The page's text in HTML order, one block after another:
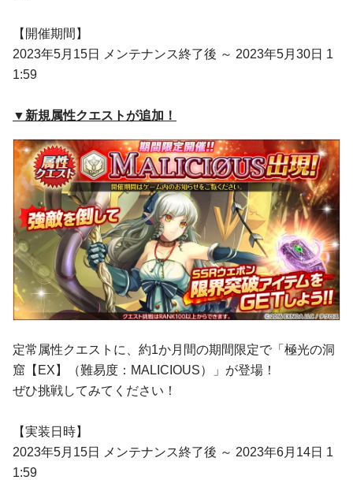
【開催期間】
2023年5月15日 メンテナンス終了後 ～ 2023年5月30日 1
1:59
▼新規属性クエストが追加！
定常属性クエストに、約1か月間の期間限定で「極光の洞
窟【EX】（難易度：MALICIOUS）」が登場！
ぜひ挑戦してみてください！
【実装日時】
2023年5月15日 メンテナンス終了後 ～ 2023年6月14日 1
1:59